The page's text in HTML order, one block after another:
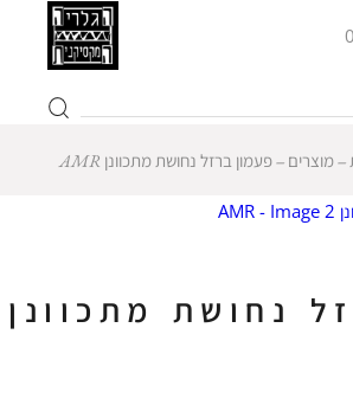
0
‒מוצרים ‒פעמון ברזל נחושת מתכוונן AMR
נחושת מתכוונן